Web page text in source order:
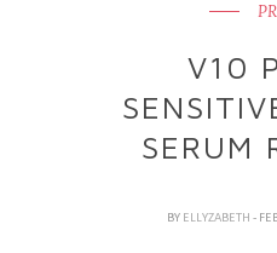
PR
V10
SERUM
BY ELLYZABETH -